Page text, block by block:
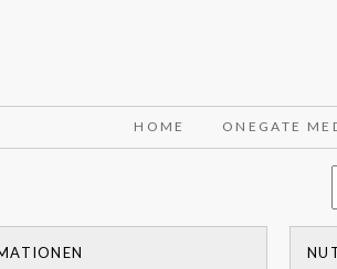
HOME ONEGATE